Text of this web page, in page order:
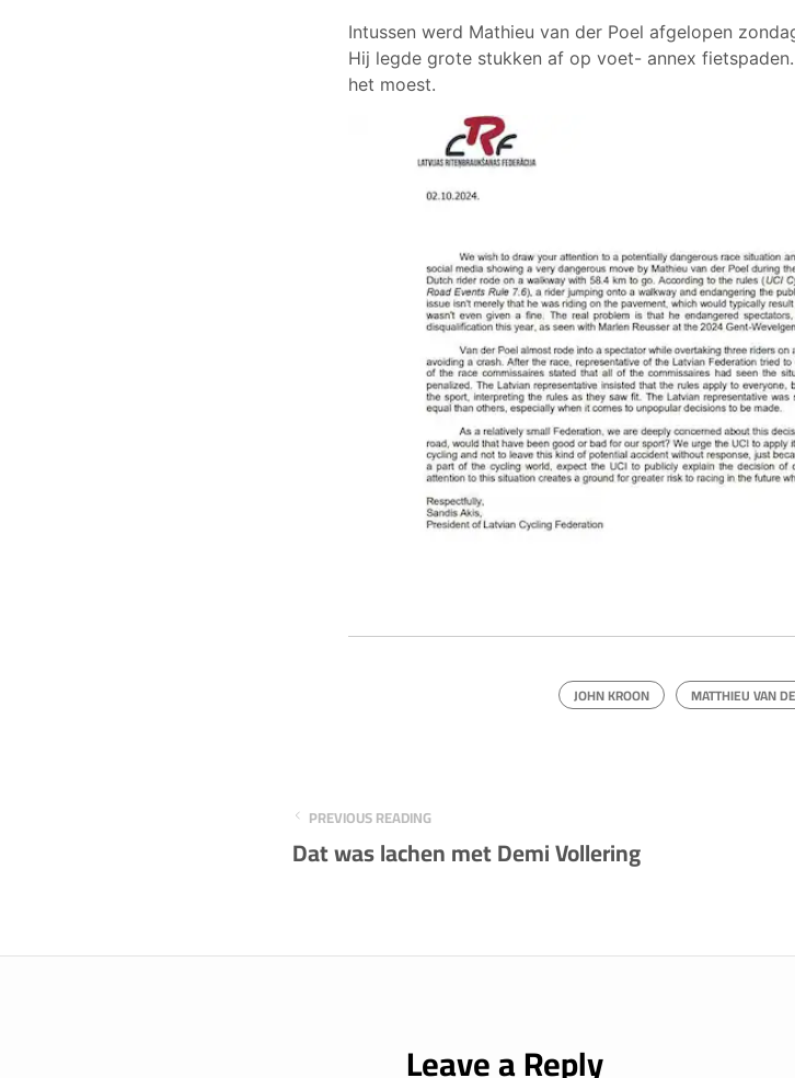
Intussen werd Mathieu van der Poel afgelopen
Hij legde grote stukken af op voet- annex
het moest.
JOHN KROON MATTHIEU VAN
PREVIOUS READING
Dat was lachen met Demi Vollering
Leave a Reply